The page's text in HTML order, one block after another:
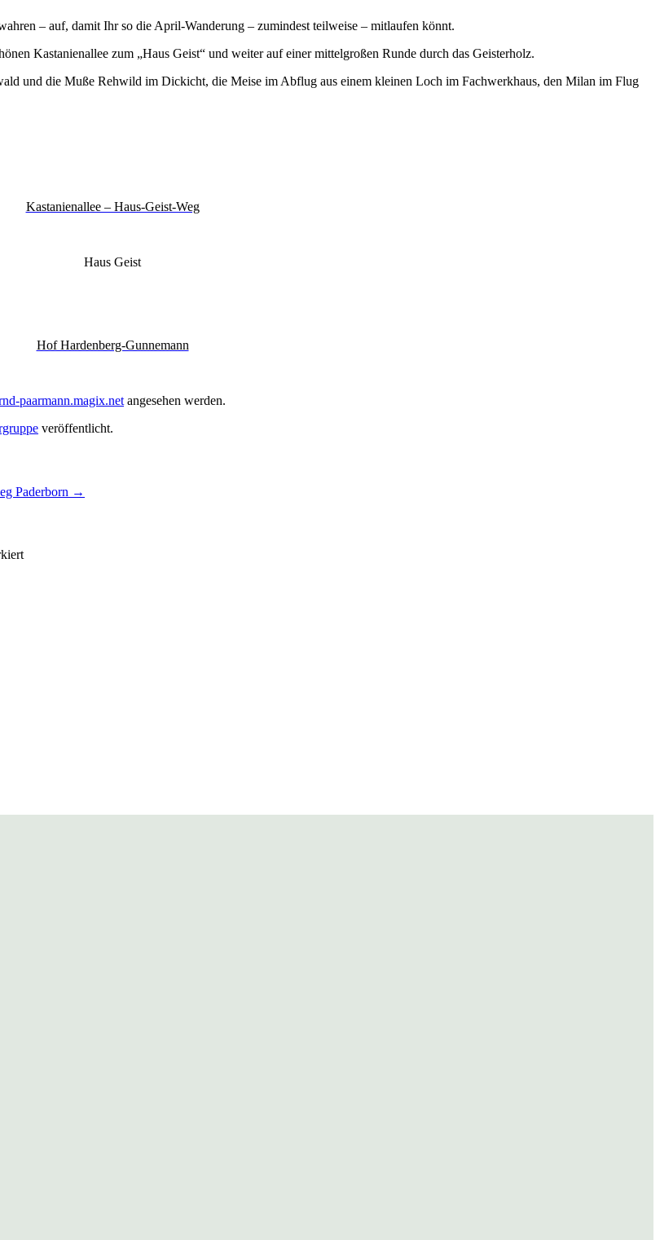
– auf, damit Ihr so die April-Wanderung – zumindest teilweise – mitlaufen könnt.
Kastanienallee zum „Haus Geist“ und weiter auf einer mittelgroßen Runde durch das Geisterholz.
und die Muße Rehwild im Dickicht, die Meise im Abflug aus einem kleinen Loch im Fachwerkhaus, den Milan im Flug
Kastanienallee – Haus-Geist-Weg
Haus Geist
Hof Hardenberg-Gunnemann
paarmann.magix.net angesehen werden.
veröffentlicht.
Paderborn →